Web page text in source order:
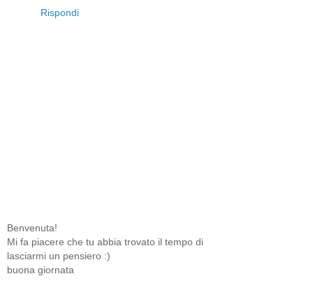
Rispondi
Benvenuta!
Mi fa piacere che tu abbia trovato il tempo di
lasciarmi un pensiero :)
buona giornata